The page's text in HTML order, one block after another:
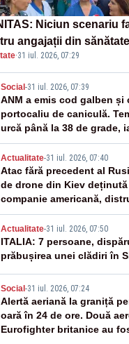
Niciun scenariu
angajații din
Legii salarizării
·31 iul. 2026, 07:29
Social-31 iul. 2026, 07:39
ANM a emis cod galben și
portocaliu de caniculă.
urcă până la 38 de grade,
devin tropicale
Actualitate-31 iul. 2026, 07:40
Atac fără precedent al
de drone din Kiev deținută
companie americană,
rachetă rusească
Actualitate-31 iul. 2026, 07:50
ITALIA: 7 persoane,
prăbușirea unei clădiri în
Social-31 iul. 2026, 07:24
Alertă aeriană la graniță
oară în 24 de ore. Două
Eurofighter britanice au